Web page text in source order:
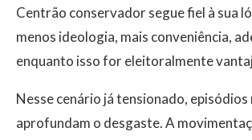
Centrão conservador segue fiel à sua
menos ideologia, mais conveniência,
enquanto isso for eleitoralmente
Nesse cenário já tensionado, episódios
aprofundam o desgaste. A